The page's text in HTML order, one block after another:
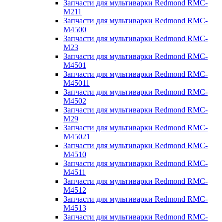
Запчасти для мультиварки Redmond RMC-
M211
Запчасти для мультиварки Redmond RMC-
M4500
Запчасти для мультиварки Redmond RMC-
M23
Запчасти для мультиварки Redmond RMC-
M4501
Запчасти для мультиварки Redmond RMC-
M45011
Запчасти для мультиварки Redmond RMC-
M4502
Запчасти для мультиварки Redmond RMC-
M29
Запчасти для мультиварки Redmond RMC-
M45021
Запчасти для мультиварки Redmond RMC-
M4510
Запчасти для мультиварки Redmond RMC-
M4511
Запчасти для мультиварки Redmond RMC-
M4512
Запчасти для мультиварки Redmond RMC-
M4513
Запчасти для мультиварки Redmond RMC-